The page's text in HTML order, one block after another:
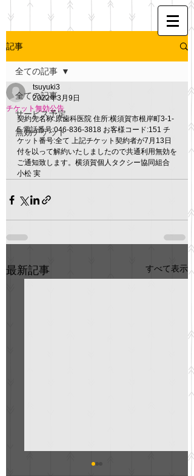
記事
全ての記事
サービス予定
無効チケット
全ての記事
チケット無効公告
tsuyuki3
2022年3月9日
契約先名称:原歯科医院 住所:横須賀市根岸町3-1-
5 電話番号:046-836-3818 お客様コード:151 チ
ケット番号:全て 上記チケット契約者が7月13日
付を以って解約いたしましたので共通利用無効を
ご通知致します。横須賀個人タクシー協同組合
小松 実
最新記事 すべて表示